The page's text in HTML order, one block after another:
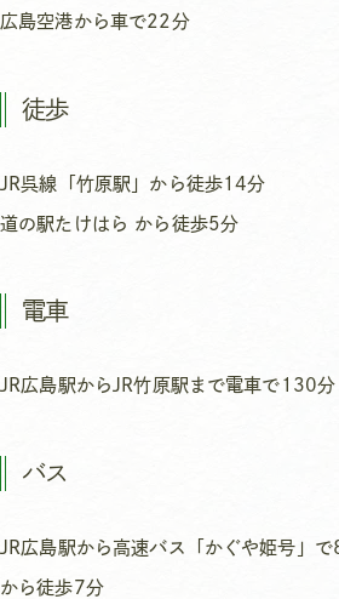
広島空港から車で22分
徒歩
JR呉線「竹原駅」から徒歩14分
道の駅たけはら から徒歩5分
電車
JR広島駅からJR竹原駅まで電車で130分
バス
JR広島駅から高速バス「かぐや姫号」
から徒歩7分